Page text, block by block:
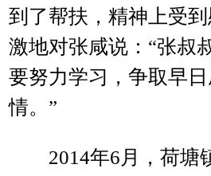
到了帮扶，精神上受
激地对张咸说：“张叔
要努力学习，争取早
情。”
2014年6月，荷塘